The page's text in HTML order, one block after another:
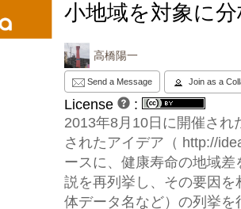
小地域を対象に
高橋陽一
Send a Message Join as a
License
:
2013年8月10日に開催され
されたアイデア（ http://
ースに、健康寿命の地域
説を再列挙し、その要因
体データ名など）の列挙を